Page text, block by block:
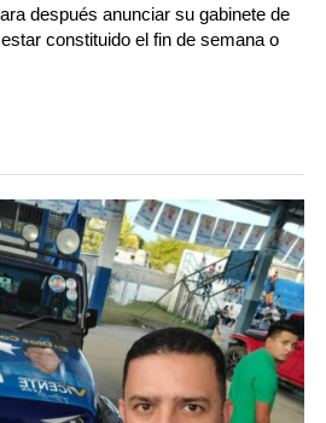
después anunciar su gabinete de
constituido el fin de semana o